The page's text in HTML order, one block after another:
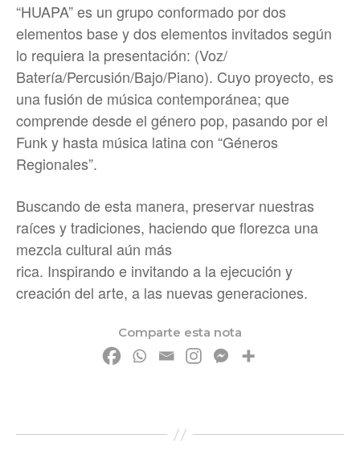
“HUAPA” es un grupo conformado por dos
elementos base y dos elementos invitados según
lo requiera la presentación: (Voz/
Batería/Percusión/Bajo/Piano). Cuyo proyecto, es
una fusión de música contemporánea; que
comprende desde el género pop, pasando por el
Funk y hasta música latina con “Géneros
Regionales”.
Buscando de esta manera, preservar nuestras
raíces y tradiciones, haciendo que florezca una
mezcla cultural aún más
rica. Inspirando e invitando a la ejecución y
creación del arte, a las nuevas generaciones.
Comparte esta nota